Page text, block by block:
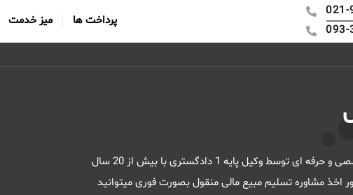
021-
093-
پرداخت ها میز خدمت
فرایند دریافت مشاوره تسلیم مبیع مالی منقول بصورت کاملا تخصصی و حرفه ای توسط وکیل پایه 1 دادگستری با بیش از 20 سال
اخذ مشاوره تسلیم مبیع مالی منقول بصورت فوری میتوانید